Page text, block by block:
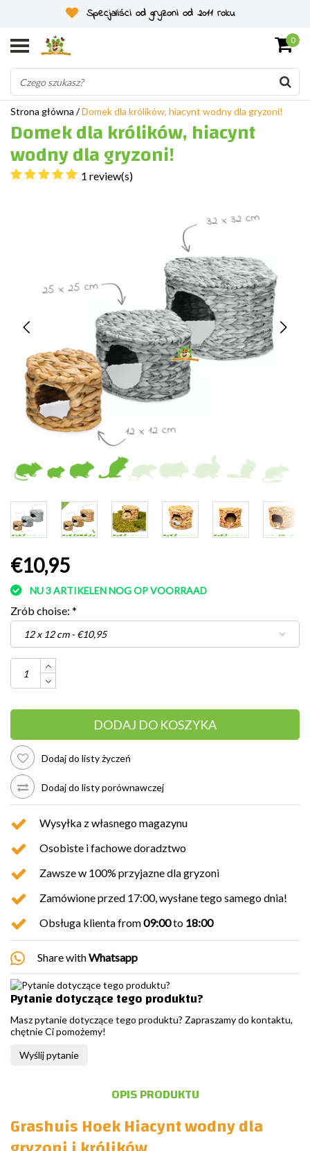
Specjaliści od gryzoni od 2011 roku
0
Strona główna /Domek dla królików, hiacynt wodny dla gryzoni!
Domek dla królików, hiacynt
wodny dla gryzoni!
1 review(s)
€10,95
NU 3 ARTIKELEN NOG OP VOORRAAD
Zrób choise: *
DODAJ DO KOSZYKA
Dodaj do listy życzeń
Dodaj do listy porównawczej
Wysyłka z własnego magazynu
Osobiste i fachowe doradztwo
Zawsze w 100% przyjazne dla gryzoni
Zamówione przed 17:00, wysłane tego samego dnia!
Obsługa klienta from09:00to 18:00
Share withWhatsapp
Pytanie dotyczące tego produktu?
Masz pytanie dotyczące tego produktu? Zapraszamy do kontaktu,
chętnie Ci pomożemy!
Wyślij pytanie
OPIS PRODUKTU
Grashuis Hoek Hiacynt wodny dla